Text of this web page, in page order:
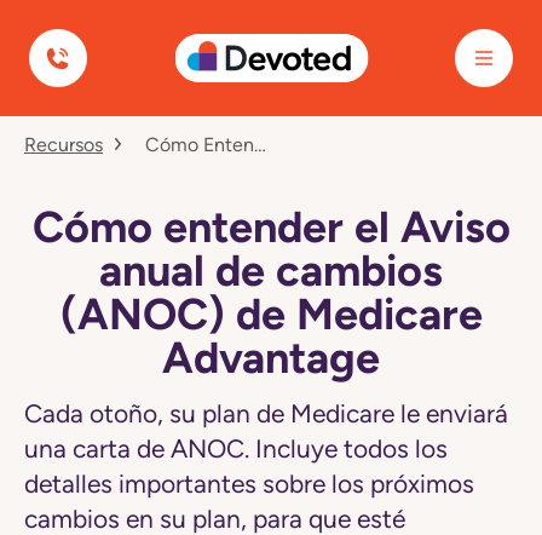
Devoted Health
Cómo
entender
Medicare
Advantage
Recursos Cómo Entender El Aviso Anual De Cambios (ANOC) De Medicare Advantage
Cómo entender el Aviso
anual de cambios
(ANOC) de Medicare
Advantage
Cada otoño, su plan de Medicare le enviará
una carta de ANOC. Incluye todos los
detalles importantes sobre los próximos
cambios en su plan, para que esté